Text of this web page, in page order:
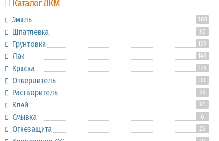
Каталог ЛКМ
Эмаль 385
Шпатлевка 30
Грунтовка 159
Лак 149
Краска 178
Отвердитель 33
Растворитель 49
Клей 30
Смывка 6
Огнезащита 25